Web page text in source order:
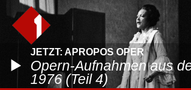
JETZT: APROPOS OPER
Opern-Aufnahmen aus
1976 (Teil 4)